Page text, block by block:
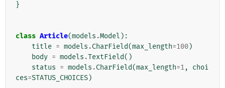
}
class Article(models .Model ):
title = models .CharField(max_length=100)
body = models .TextField()
status = models .CharField(max_length=1,
choi
ces=STATUS_CHOICES)